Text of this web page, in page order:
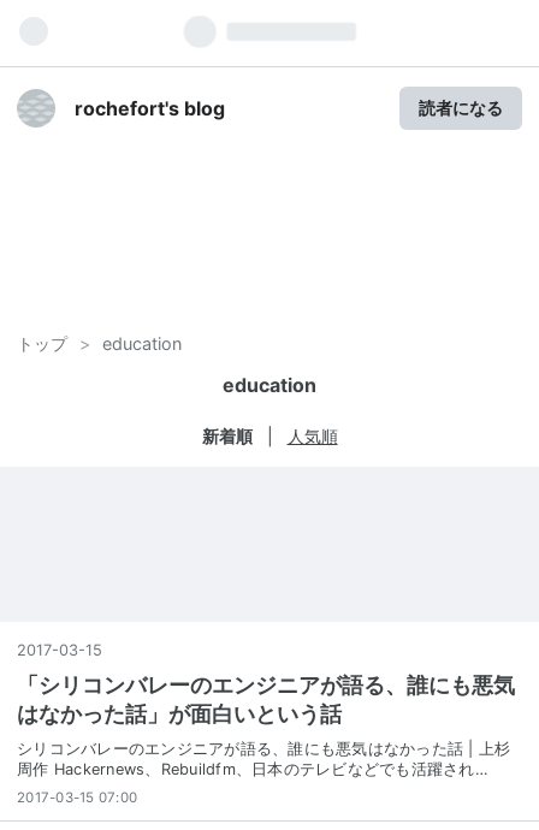
rochefort's blog 読者になる
トップ > education
education
新着順 人気順
2017-03-15
「シリコンバレーのエンジニアが語る、誰にも悪気
はなかった話」が面白いという話
シリコンバレーのエンジニアが語る、誰にも悪気はなかった話 | 上杉
周作 Hackernews、Rebuildfm、日本のテレビなどでも活躍され…
2017-03-15 07:00